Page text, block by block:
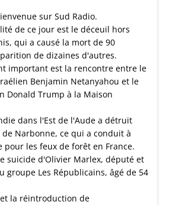
sur Sud Radio.
de ce jour est le déceuil hors
qui a causé la mort de 90
de dizaines d'autres.
important est la rencontre entre le
Benjamin Netanyahou et le
Donald Trump à la Maison
dans l'Est de l'Aude a détruit
de Narbonne, ce qui a conduit à
pour les feux de forêt en France.
suicide d'Olivier Marlex, député et
groupe Les Républicains, âgé de 54
la réintroduction de